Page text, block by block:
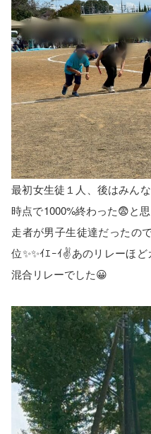
最初女生徒１人、後はみん
時点で1000%終わった😨と
走者が男子生徒達だったの
位✨✨ｲｴｰｲ✌️あのリレーほ
混合リレーでした😀